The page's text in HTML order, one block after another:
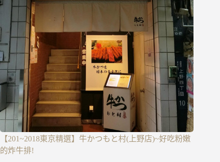
【201~2018東京精選】牛かつもと村(上野店)~好吃粉嫩
的炸牛排!